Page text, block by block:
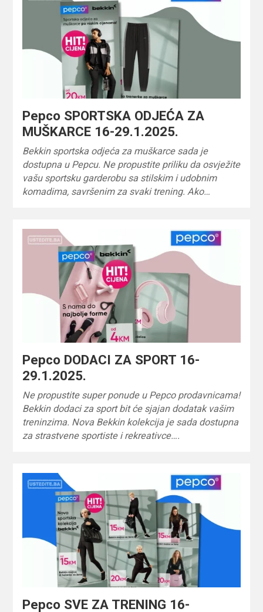
Pepco SPORTSKA ODJEĆA ZA
MUŠKARCE 16-29.1.2025.
Bekkin sportska odjeća za muškarce sada je
dostupna u Pepcu. Ne propustite priliku da osvježite
vašu sportsku garderobu sa stilskim i udobnim
komadima, savršenim za svaki trening. Ako…
Pepco DODACI ZA SPORT 16-
29.1.2025.
Ne propustite super ponude u Pepco prodavnicama!
Bekkin dodaci za sport bit će sjajan dodatak vašim
treninzima. Nova Bekkin kolekcija je sada dostupna
za strastvene sportiste i rekreativce….
Pepco SVE ZA TRENING 16-